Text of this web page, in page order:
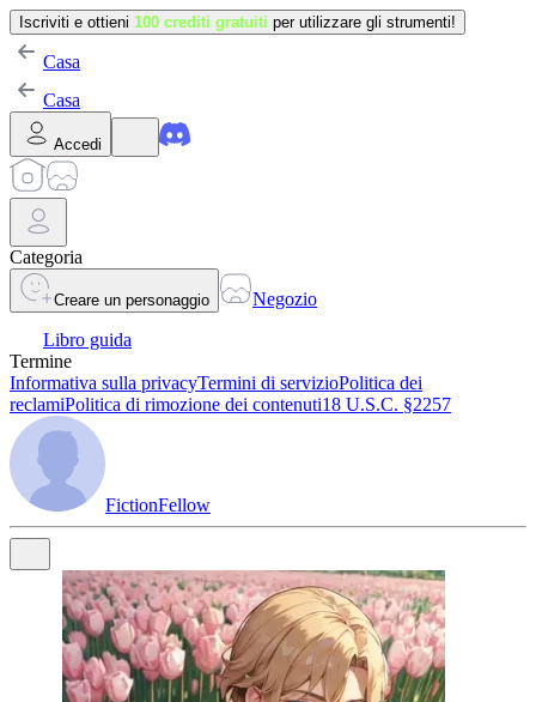
Iscriviti e ottieni 100 crediti gratuiti per utilizzare gli strumenti!
Casa
Casa
Accedi
Categoria
Creare un personaggio
Negozio
Libro guida
Termine
Informativa sulla privacyTermini di servizioPolitica dei
reclamiPolitica di rimozione dei contenuti18 U.S.C. §2257
FictionFellow